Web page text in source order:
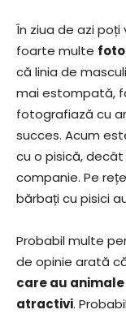
În ziua de azi
foarte multe
că linia de
mai estompată,
fotografiază cu
succes. Acum
cu o pisică,
companie. Pe
bărbați cu pisici
Probabil multe
de opinie arată
care au
atractivi.